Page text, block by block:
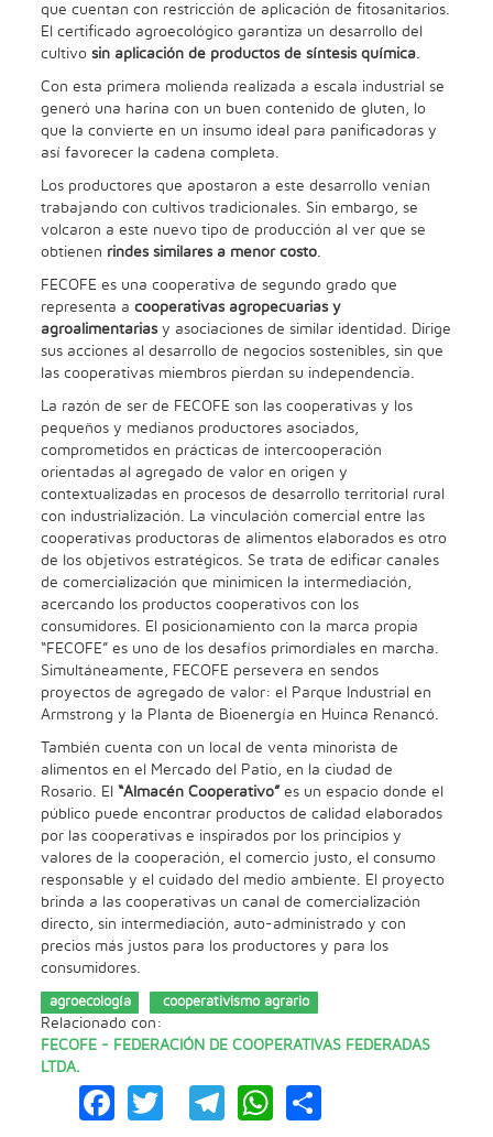
que cuentan con restricción de aplicación de fitosanitarios.
El certificado agroecológico garantiza un desarrollo del
cultivosin aplicación de productos de síntesis química.
Con esta primera molienda realizada a escala industrial se
generó una harina con un buen contenido de gluten, lo
que la convierte en un insumo ideal para panificadoras y
así favorecer la cadena completa.
Los productores que apostaron a este desarrollo venían
trabajando con cultivos tradicionales. Sin embargo, se
volcaron a este nuevo tipo de producción al ver que se
obtienen rindes similares a menor costo.
FECOFE es una cooperativa de segundo grado que
representa acooperativas agropecuarias y
agroalimentariasy asociaciones de similar identidad. Dirige
sus acciones al desarrollo de negocios sostenibles, sin que
las cooperativas miembros pierdan su independencia.
La razón de ser de FECOFE son las cooperativas y los
pequeños y medianos productores asociados,
comprometidos en prácticas de intercooperación
orientadas al agregado de valor en origen y
contextualizadas en procesos de desarrollo territorial rural
con industrialización. La vinculación comercial entre las
cooperativas productoras de alimentos elaborados es otro
de los objetivos estratégicos. Se trata de edificar canales
de comercialización que minimicen la intermediación,
acercando los productos cooperativos con los
consumidores. El posicionamiento con la marca propia
“FECOFE” es uno de los desafíos primordiales en marcha.
Simultáneamente, FECOFE persevera en sendos
proyectos de agregado de valor: el Parque Industrial en
Armstrong y la Planta de Bioenergía en Huinca Renancó.
También cuenta con un local de venta minorista de
alimentos en el Mercado del Patio, en la ciudad de
Rosario. El “Almacén Cooperativo” es un espacio donde el
público puede encontrar productos de calidad elaborados
por las cooperativas e inspirados por los principios y
valores de la cooperación, el comercio justo, el consumo
responsable y el cuidado del medio ambiente. El proyecto
brinda a las cooperativas un canal de comercialización
directo, sin intermediación, auto-administrado y con
precios más justos para los productores y para los
consumidores.
agroecología cooperativismo agrario
Relacionado con:
FECOFE - FEDERACIÓN DE COOPERATIVAS FEDERADAS
LTDA.
Facebook
TwitterTelegram
WhatsApp